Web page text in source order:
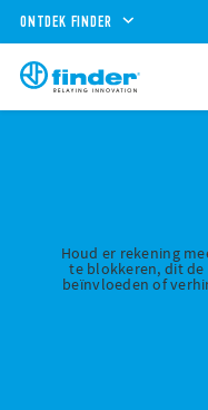
ONTDEK FINDER
Houd er rekening
te blokkeren, dit de
beïnvloeden of